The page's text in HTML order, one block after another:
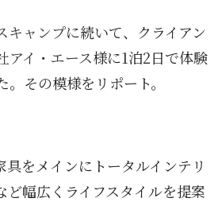
キャンプに続いて、クライアン
アイ・エース様に1泊2日で体験
その模様をリポート。
具をメインにトータルインテリ
ど幅広くライフスタイルを提案